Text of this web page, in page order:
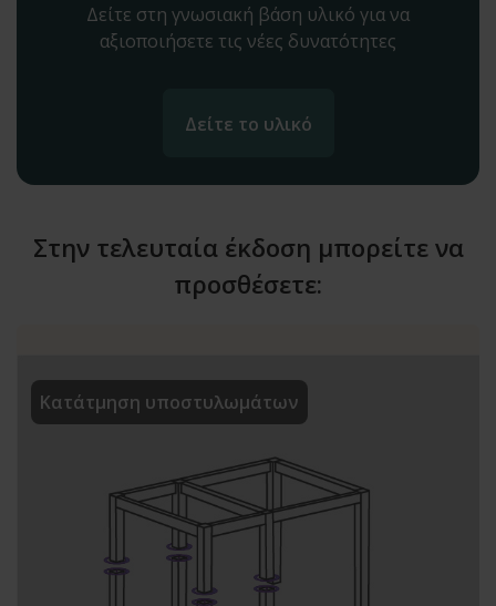
Δείτε στη γνωσιακή βάση υλικό για να
αξιοποιήσετε τις νέες δυνατότητες
Δείτε το υλικό
Στην τελευταία έκδοση μπορείτε να
προσθέσετε:
Κατάτμηση υποστυλωμάτων